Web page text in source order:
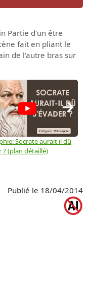
Partie d'un être
fait en pliant le
de l'autre bras sur
Socrate aurait il dû
? (plan détaillé)
→
Publié le 18/04/2014